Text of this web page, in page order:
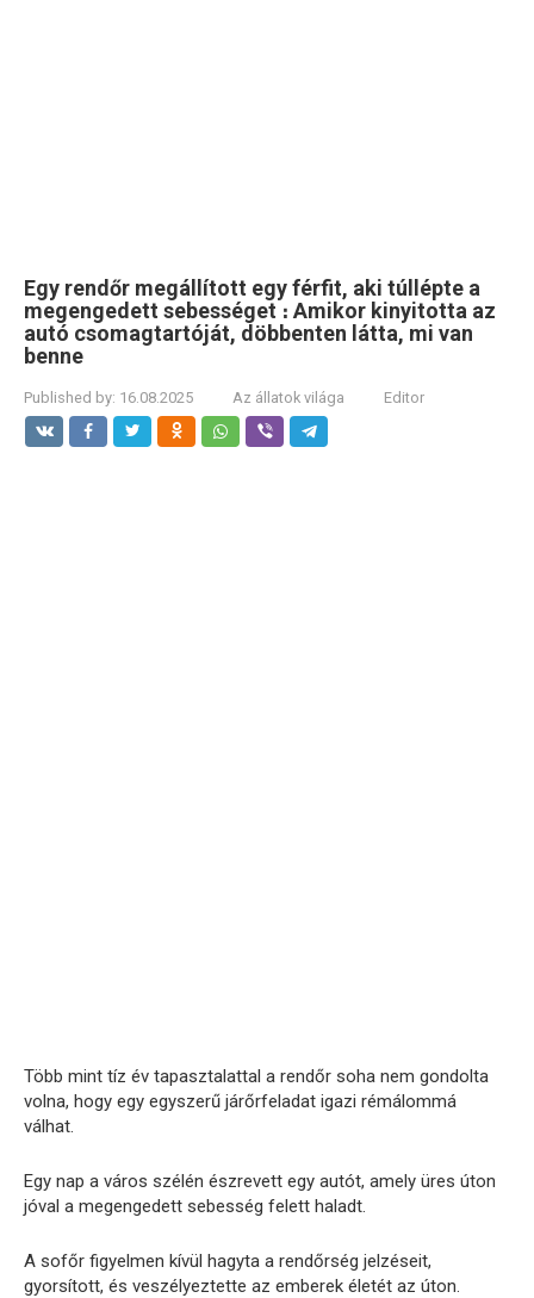
Egy rendőr megállított egy férfit, aki túllépte a
megengedett sebességet ։ Amikor kinyitotta az
autó csomagtartóját, döbbenten látta, mi van
benne
Published by: 16.08.2025 Az állatok világa Editor
Több mint tíz év tapasztalattal a rendőr soha nem gondolta
volna, hogy egy egyszerű járőrfeladat igazi rémálommá
válhat.
Egy nap a város szélén észrevett egy autót, amely üres úton
jóval a megengedett sebesség felett haladt.
A sofőr figyelmen kívül hagyta a rendőrség jelzéseit,
gyorsított, és veszélyeztette az emberek életét az úton.